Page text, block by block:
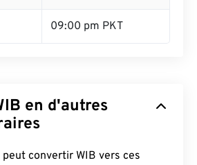
09:00 pm PKT
en d'autres
convertir WIB vers ces